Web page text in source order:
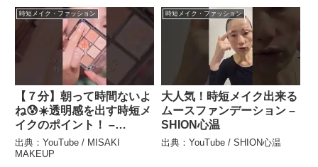
時短メイク・ファッション
【７分】朝って時間ないよ
ね😰☀️透明感を出す時短メ
イクのポイント！ –
MISAKI MAKEUP
出典：YouTube / MISAKI
MAKEUP
時短メイク・ファッション
大人気！時短メイク出来る
ムースファンデーション –
SHION心温
出典：YouTube / SHION心温